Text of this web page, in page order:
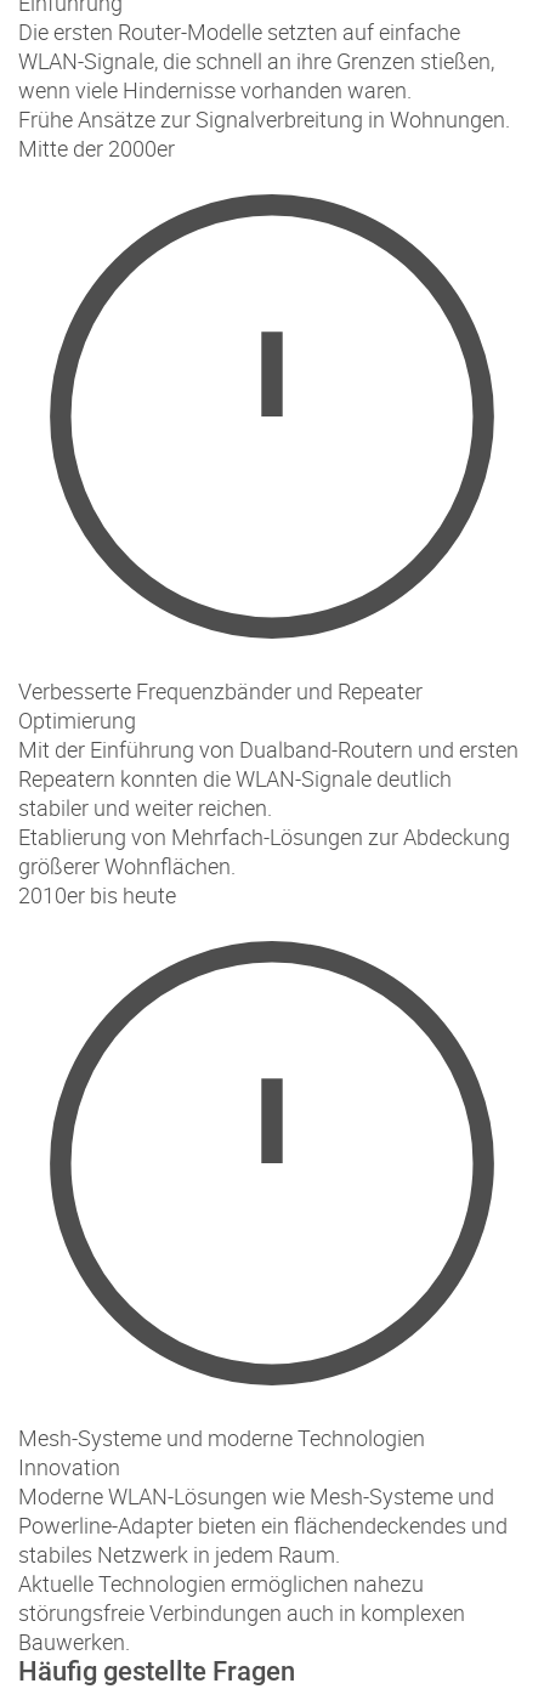
Die ersten Router-Modelle setzten auf einfache
WLAN-Signale, die schnell an ihre Grenzen stießen,
wenn viele Hindernisse vorhanden waren.
Frühe Ansätze zur Signalverbreitung in Wohnungen.
Mitte der 2000er
Verbesserte Frequenzbänder und Repeater
Optimierung
Mit der Einführung von Dualband-Routern und ersten
Repeatern konnten die WLAN-Signale deutlich
stabiler und weiter reichen.
Etablierung von Mehrfach-Lösungen zur Abdeckung
größerer Wohnflächen.
2010er bis heute
Mesh-Systeme und moderne Technologien
Innovation
Moderne WLAN-Lösungen wie Mesh-Systeme und
Powerline-Adapter bieten ein flächendeckendes und
stabiles Netzwerk in jedem Raum.
Aktuelle Technologien ermöglichen nahezu
störungsfreie Verbindungen auch in komplexen
Bauwerken.
Häufig gestellte Fragen